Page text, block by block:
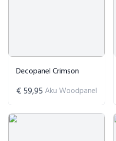
Decopanel Crimson
€ 59,95 Aku Woodpanel